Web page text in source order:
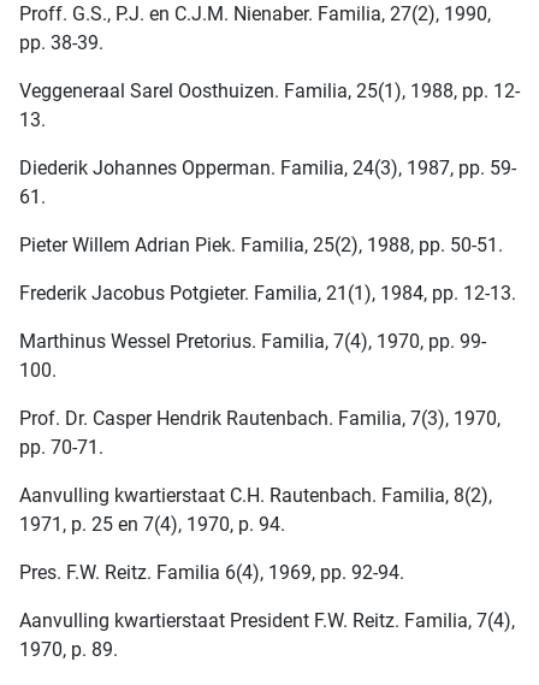
Proff. G.S., P.J. en C.J.M. Nienaber. Familia, 27(2), 1990,
pp. 38-39.
Veggeneraal Sarel Oosthuizen. Familia, 25(1), 1988, pp. 12-
13.
Diederik Johannes Opperman. Familia, 24(3), 1987, pp. 59-
61.
Pieter Willem Adrian Piek. Familia, 25(2), 1988, pp. 50-51.
Frederik Jacobus Potgieter. Familia, 21(1), 1984, pp. 12-13.
Marthinus Wessel Pretorius. Familia, 7(4), 1970, pp. 99-
100.
Prof. Dr. Casper Hendrik Rautenbach. Familia, 7(3), 1970,
pp. 70-71.
Aanvulling kwartierstaat C.H. Rautenbach. Familia, 8(2),
1971, p. 25 en 7(4), 1970, p. 94.
Pres. F.W. Reitz. Familia 6(4), 1969, pp. 92-94.
Aanvulling kwartierstaat President F.W. Reitz. Familia, 7(4),
1970, p. 89.